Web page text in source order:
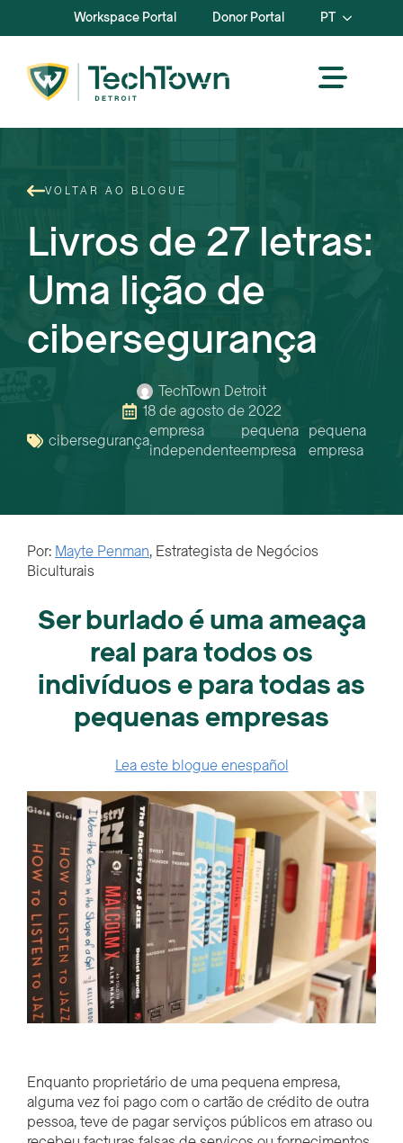
Workspace Portal Donor Portal PT
VOLTAR AO BLOGUE
Livros de 27 letras:
Uma lição de
cibersegurança
TechTown Detroit
18 de agosto de 2022
cibersegurançaempresa
independente
pequena
empresa
pequena
empresa
Por: Mayte Penman, Estrategista de Negócios
Biculturais
Ser burlado é uma ameaça
real para todos os
indivíduos e para todas as
pequenas empresas
Lea este blogue enespañol
Enquanto proprietário de uma pequena empresa,
alguma vez foi pago com o cartão de crédito de outra
pessoa, teve de pagar serviços públicos em atraso ou